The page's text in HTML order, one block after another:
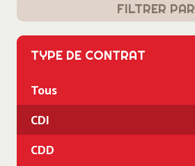
FILTRER PAR
TYPE DE CONTRAT
Tous
CDI
CDD